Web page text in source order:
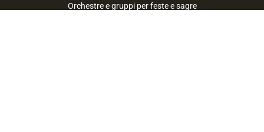
Orchestre e gruppi per feste e sagre